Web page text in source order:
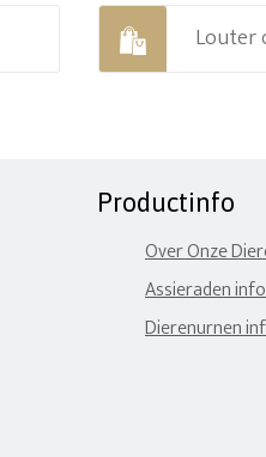
Louter
Productinfo
Over Onze
Assieraden
Dierenurnen